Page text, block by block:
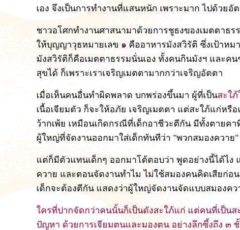
เอง จึงเป็นการทำงานที่แสนหนัก เพราะมาก ไปด้วยอั
ชาวอโศกทำงานศาสนามาด้วยการชูธงของเมตตาธ
ให้บุญญาวุธหมายเลข ๑ คืออาหารมังสวิรัติ ซึ่งเป้าหม
มังสวิรัติก็คือเมตตาธรรมนั่นเอง ทั้งคนกินมังฯ และคน
สุขได้ ก็เพราะเราเจริญเมตตามากกว่าเจริญอัตตา
เมื่อเห็นคนอื่นทำผิดพลาด บกพร่องขึ้นมา ผู้ที่เป็นสะใ
เนื้อเจียมตัว ก็จะให้อภัย เจริญเมตตา แต่สะใภ้แก่หรื
ว้ากเพ้ย เหมือนเกิดกรณีที่เด็กอาชีวะตีกัน มีทั้งตายคา
ผู้ใหญ่ที่จัดงานออกมาใส่เด็กทันทีว่า "พวกสมองควาย"
แต่ก็มีตัวแทนเด็กๆ ออกมาโต้ตอบว่า พูดอย่างนี้ได้ไง
ควาย และตอนจัดงานทำไม ไม่ใช้สมองคนคิดเสียก่อ
เด็กจะต้องตีกัน แสดงว่าผู้ใหญ่จัดงานจัดแบบสมองคว
ใครที่ปากจัดกว่าคนนั้นก็เป็นดังสะใภ้แก่ แต่คนที่เป็น
ปัญหา ด้วยการเจียมตนและมองตน อย่างลึกซึ้งถึง ๓